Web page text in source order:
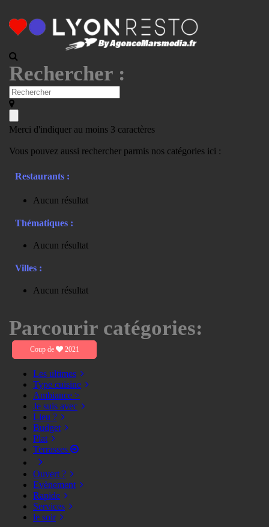
Rechercher :
Merci d'indiquer au moins 3 caractères
Vous pouvez aussi rechercher parmis nos catégories ici :
Restaurants :
Aucun résultat
Thématiques :
Aucun résultat
Villes :
Aucun résultat
Parcourir catégories:
Coup de 2021
Les ultimes
Type cuisine
Ambiance >
Je suis avec
Lieu ?
Budget
Plat
Terrasses
Ouvert ?
Evènement
Rapide
Services
le soir